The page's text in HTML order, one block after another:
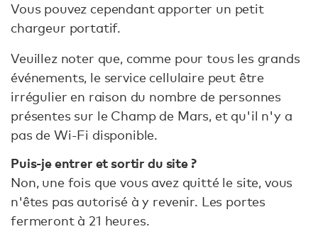
Vous pouvez cependant apporter un petit
chargeur portatif.
Veuillez noter que, comme pour tous les grands
événements, le service cellulaire peut être
irrégulier en raison du nombre de personnes
présentes sur le Champ de Mars, et qu'il n'y a
pas de Wi-Fi disponible.
Puis-je entrer et sortir du site ?
Non, une fois que vous avez quitté le site, vous
n'êtes pas autorisé à y revenir. Les portes
fermeront à 21 heures.